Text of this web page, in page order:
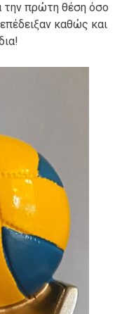
την πρώτη θέση όσο
καθώς και